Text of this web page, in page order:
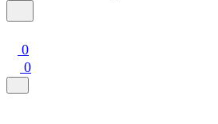
0
0